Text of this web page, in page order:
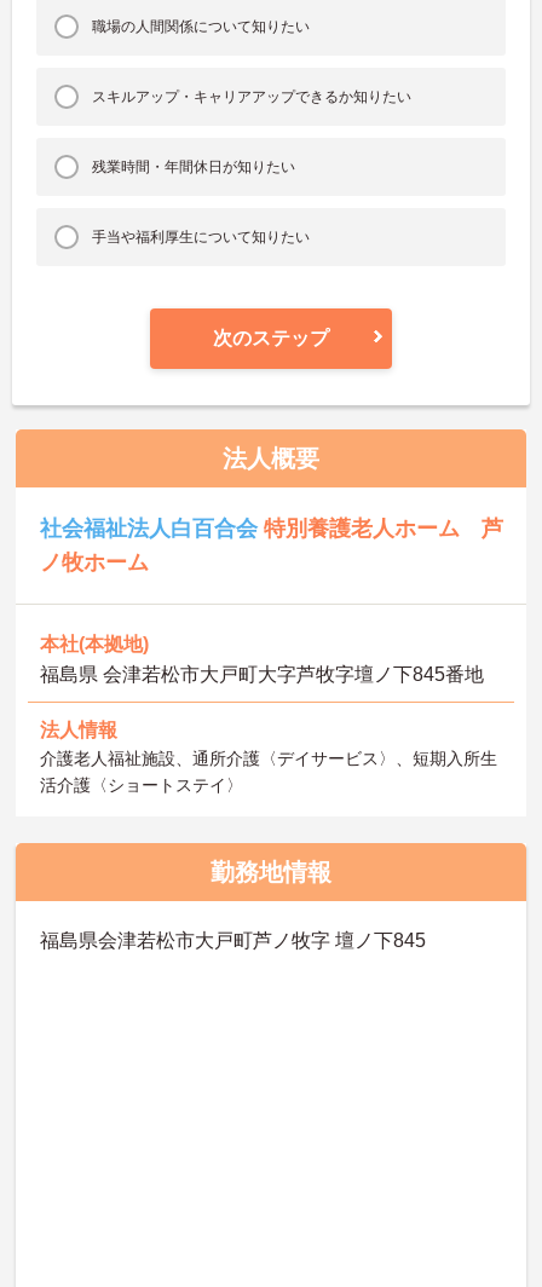
職場の人間関係について知りたい
スキルアップ・キャリアアップできるか知りたい
残業時間・年間休日が知りたい
手当や福利厚生について知りたい
次のステップ
法人概要
社会福祉法人白百合会特別養護老人ホーム 芦
ノ牧ホーム
本社(本拠地)
福島県 会津若松市大戸町大字芦牧字壇ノ下845番地
法人情報
介護老人福祉施設、通所介護〈デイサービス〉、短期入所生
活介護〈ショートステイ〉
勤務地情報
福島県会津若松市大戸町芦ノ牧字 壇ノ下845